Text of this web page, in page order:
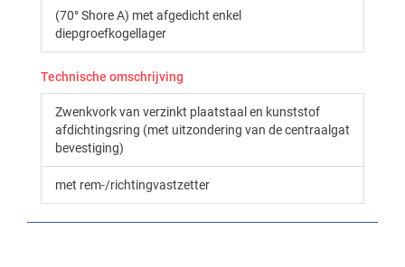
(70° Shore A) met afgedicht enkel
diepgroefkogellager
Technische omschrijving
Zwenkvork van verzinkt plaatstaal en kunststof
afdichtingsring (met uitzondering van de centraalgat
bevestiging)
met rem-/richtingvastzetter